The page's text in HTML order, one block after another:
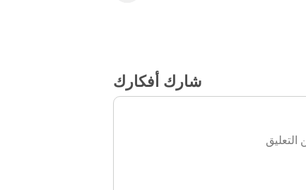
شارك أفكارك